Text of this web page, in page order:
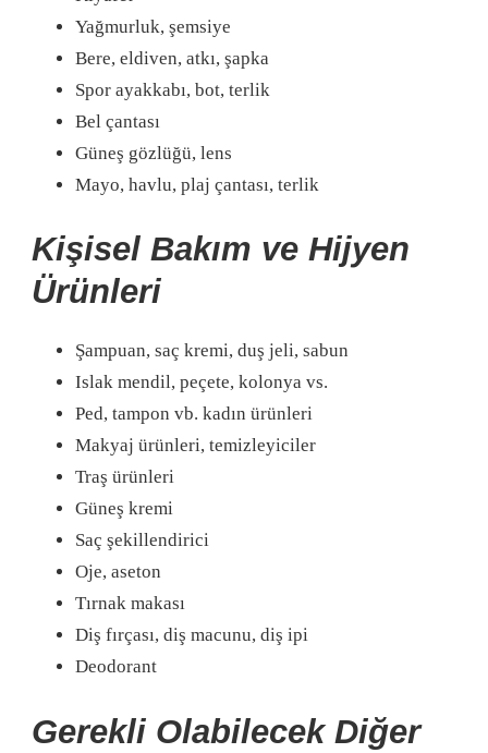
Yağmurluk, şemsiye
Bere, eldiven, atkı, şapka
Spor ayakkabı, bot, terlik
Bel çantası
Güneş gözlüğü, lens
Mayo, havlu, plaj çantası, terlik
Kişisel Bakım ve Hijyen
Ürünleri
Şampuan, saç kremi, duş jeli, sabun
Islak mendil, peçete, kolonya vs.
Ped, tampon vb. kadın ürünleri
Makyaj ürünleri, temizleyiciler
Traş ürünleri
Güneş kremi
Saç şekillendirici
Oje, aseton
Tırnak makası
Diş fırçası, diş macunu, diş ipi
Deodorant
Gerekli Olabilecek Diğer